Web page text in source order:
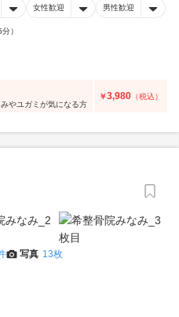
女性歓迎 男性歓迎
）
やユガミが気になる方
￥3,980 （税込）
写真 13枚